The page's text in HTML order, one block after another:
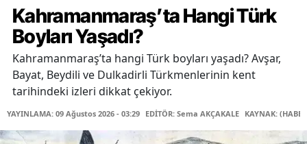
Kahramanmaraş’ta Hangi Türk
Boyları Yaşadı?
Kahramanmaraş’ta hangi Türk boyları yaşadı? Avşar,
Bayat, Beydili ve Dulkadirli Türkmenlerinin kent
tarihindeki izleri dikkat çekiyor.
YAYINLAMA: 09 Ağustos 2026 - 03:29 EDİTÖR: Sema AKÇAKALE KAYNAK: